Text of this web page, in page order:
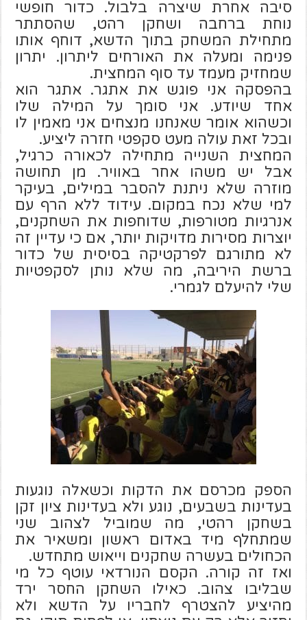
סיבה אחרת שיצרה בלבול. כדור חופשי
נוחת ברחבה ושחקן רהט, שהסתתר
מתחילת המשחק בתוך הדשא, דוחף אותו
פנימה ומעלה את האורחים ליתרון. יתרון
שמחזיק מעמד עד סוף המחצית.
בהפסקה אני פוגש את אתגר. אתגר הוא
אחד שיודע. אני סומך על המילה שלו
וכשהוא אומר שאנחנו מנצחים אני מאמין לו
ובכל זאת עולה מעט סקפטי חזרה ליציע.
המחצית השנייה מתחילה לכאורה כרגיל,
אבל יש משהו אחר באוויר. מן תחושה
מוזרה שלא ניתנת להסבר במילים, בעיקר
למי שלא נכח במקום. עידוד ללא הרף עם
אנרגיות מטורפות, שדוחפות את השחקנים,
יוצרות מסירות מדויקות יותר, אם כי עדיין זה
לא מתורגם לפרקטיקה בסיסית של כדור
ברשת היריבה, מה שלא נותן לסקפטיות
שלי להיעלם לגמרי.
הספק מכרסם את הדקות וכשאלה נוגעות
בעדינות בשבעים, נוגע ולא בעדינות ציון זקן
בשחקן רהטי, מה שמוביל לצהוב שני
שמתחלף מיד באדום ראשון ומשאיר את
הכחולים בעשרה שחקנים וייאוש מתחדש.
ואז זה קורה. הקסם הנורדאי עוטף כל מי
שבליבו צהוב. כאילו השחקן החסר ירד
מהיציע להצטרף לחבריו על הדשא ולא